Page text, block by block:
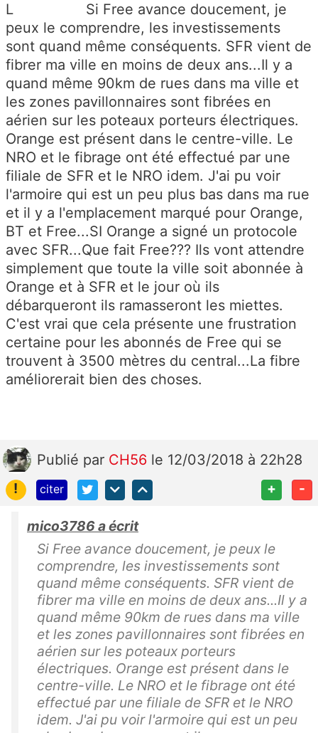
L Si Free avance doucement, je
peux le comprendre, les investissements
sont quand même conséquents. SFR vient de
fibrer ma ville en moins de deux ans...Il y a
quand même 90km de rues dans ma ville et
les zones pavillonnaires sont fibrées en
aérien sur les poteaux porteurs électriques.
Orange est présent dans le centre-ville. Le
NRO et le fibrage ont été effectué par une
filiale de SFR et le NRO idem. J'ai pu voir
l'armoire qui est un peu plus bas dans ma rue
et il y a l'emplacement marqué pour Orange,
BT et Free...SI Orange a signé un protocole
avec SFR...Que fait Free??? Ils vont attendre
simplement que toute la ville soit abonnée à
Orange et à SFR et le jour où ils
débarqueront ils ramasseront les miettes.
C'est vrai que cela présente une frustration
certaine pour les abonnés de Free qui se
trouvent à 3500 mètres du central...La fibre
améliorerait bien des choses.
Publié par CH56 le 12/03/2018 à 22h28
!
citer + -
mico3786 a écrit
Si Free avance doucement, je peux le
comprendre, les investissements sont
quand même conséquents. SFR vient de
fibrer ma ville en moins de deux ans...Il y a
quand même 90km de rues dans ma ville
et les zones pavillonnaires sont fibrées en
aérien sur les poteaux porteurs
électriques. Orange est présent dans le
centre-ville. Le NRO et le fibrage ont été
effectué par une filiale de SFR et le NRO
idem. J'ai pu voir l'armoire qui est un peu